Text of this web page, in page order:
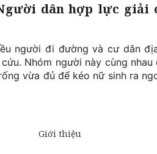
dân hợp lực giải
người đi đường và cư dân
Nhóm người này cùng
vừa đủ để kéo nữ sinh ra